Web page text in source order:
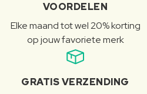
VOORDELEN
Elke maand tot wel 20% korting
op jouw favoriete merk
GRATIS VERZENDING